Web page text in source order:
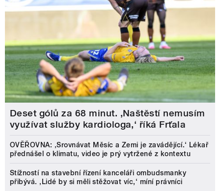
Deset gólů za 68 minut. ,Naštěstí nemusím
využívat služby kardiologa,‘ říká Frťala
OVĚŘOVNA: ‚Srovnávat Měsíc a Zemi je zavádějící.‘ Lékař
přednášel o klimatu, video je prý vytržené z kontextu
Stížností na stavební řízení kanceláři ombudsmanky
přibývá. ‚Lidé by si měli stěžovat víc,‘ míní právníci